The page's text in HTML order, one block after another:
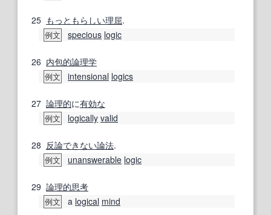
25 もっともらしい理屈.
例文 specious logic
26 内包的論理学
例文 intensional logics
27 論理的に有効な
例文 logically valid
28 反論できない論法.
例文 unanswerable logic
29 論理的思考
例文 a logical mind